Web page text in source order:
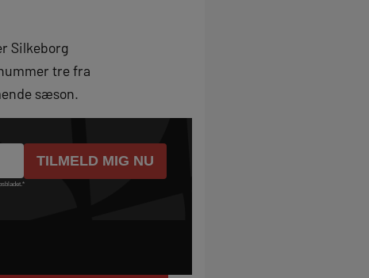
Silkeborg
tre fra
sæson.
*